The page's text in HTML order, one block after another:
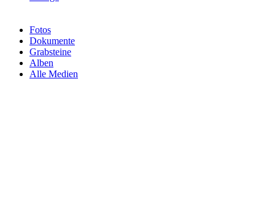
Fotos
Dokumente
Grabsteine
Alben
Alle Medien